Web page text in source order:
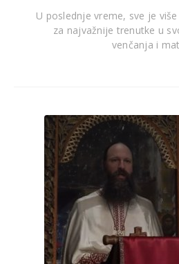
U poslednje vreme, sve je
za najvažnije trenutke u
venčanja i